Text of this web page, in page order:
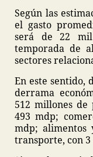
Según las
el gasto
será de 22
temporada de
sectores
En este sentido,
derrama
512 millones
493 mdp;
mdp;
transporte, con